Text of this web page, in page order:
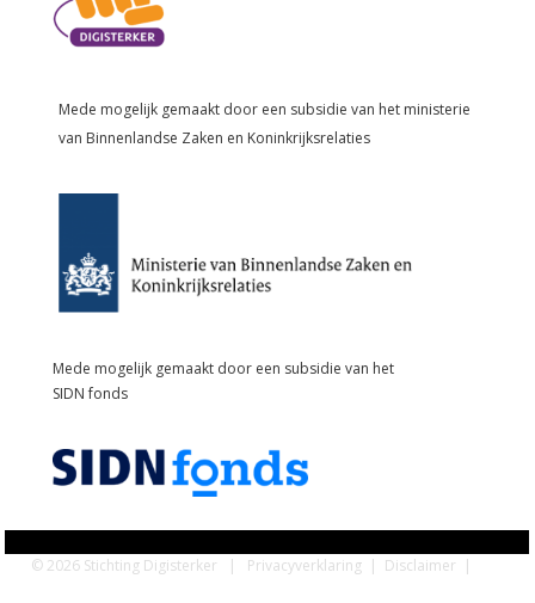
Mede mogelijk gemaakt door een subsidie van het ministerie
van Binnenlandse Zaken en Koninkrijksrelaties
Mede mogelijk gemaakt door een subsidie van het
SIDN fonds
© 2026 Stichting Digisterker | Privacyverklaring | Disclaimer |